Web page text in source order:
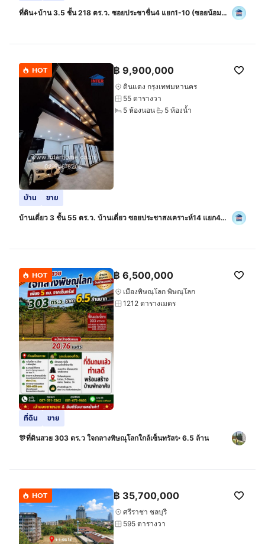
ที่ดิน+บ้าน 3.5 ชั้น 218 ตร.ว. ซอยประชาชื่น4 แยก1-10 (ซอยน้อม
HOT ฿ 9,900,000
ดินแดง กรุงเทพมหานคร
55 ตารางวา
5 ห้องนอน
5 ห้องน้ำ
บ้าน ขาย
บ้านเดี่ยว 3 ชั้น 55 ตร.ว. บ้านเดี่ยว ซอยประชาสงเคราะห์14 แยก4
HOT ฿ 6,500,000
เมืองพิษณุโลก พิษณุโลก
1212 ตารางเมตร
ที่ดิน ขาย
🎊ที่ดินสวย 303 ตร.ว ใจกลางพิษณุโลกใกล้เซ็นทรัล✨ 6.5 ล้าน
HOT ฿ 35,700,000
ศรีราชา ชลบุรี
595 ตารางวา